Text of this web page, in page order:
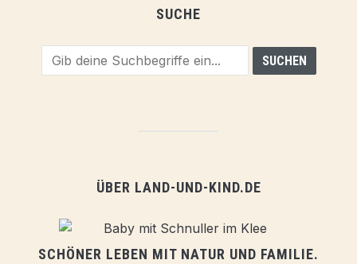
SUCHE
ÜBER LAND-UND-KIND.DE
SCHÖNER LEBEN MIT NATUR UND FAMILIE.